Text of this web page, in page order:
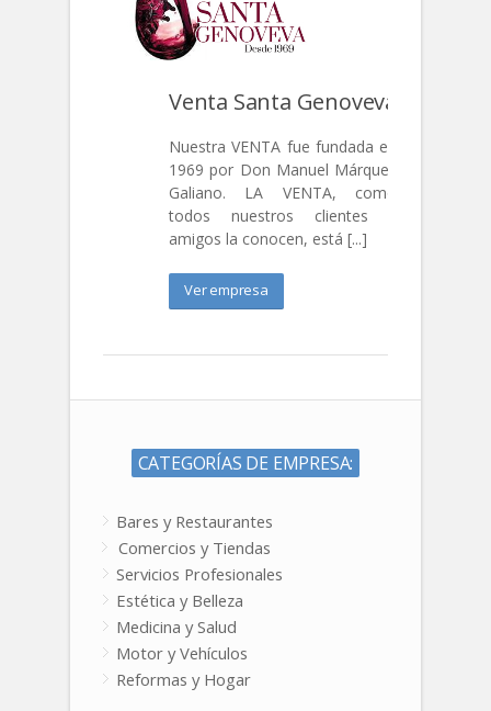
Venta Santa Genoveva
Nuestra VENTA fue fundada en
1969 por Don Manuel Márquez
Galiano. LA VENTA, como
todos nuestros clientes y
amigos la conocen, está [...]
Ver empresa
CATEGORÍAS DE EMPRESA:
Bares y Restaurantes
Comercios y Tiendas
Servicios Profesionales
Estética y Belleza
Medicina y Salud
Motor y Vehículos
Reformas y Hogar